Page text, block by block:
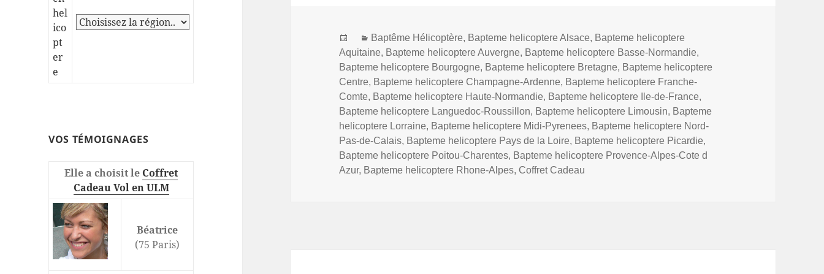
VOS TÉMOIGNAGES
Elle a choisit le Coffret
Cadeau Vol en ULM
Béatrice
(75 Paris)
Posted
on
Categories
Baptême Hélicoptère, Bapteme helicoptere Alsace, Bapteme helicoptere
Aquitaine, Bapteme helicoptere Auvergne, Bapteme helicoptere Basse-Normandie,
Bapteme helicoptere Bourgogne, Bapteme helicoptere Bretagne, Bapteme helicoptere
Centre, Bapteme helicoptere Champagne-Ardenne, Bapteme helicoptere Franche-
Comte, Bapteme helicoptere Haute-Normandie, Bapteme helicoptere Ile-de-France,
Bapteme helicoptere Languedoc-Roussillon, Bapteme helicoptere Limousin, Bapteme
helicoptere Lorraine, Bapteme helicoptere Midi-Pyrenees, Bapteme helicoptere Nord-
Pas-de-Calais, Bapteme helicoptere Pays de la Loire, Bapteme helicoptere Picardie,
Bapteme helicoptere Poitou-Charentes, Bapteme helicoptere Provence-Alpes-Cote d
Azur, Bapteme helicoptere Rhone-Alpes, Coffret Cadeau